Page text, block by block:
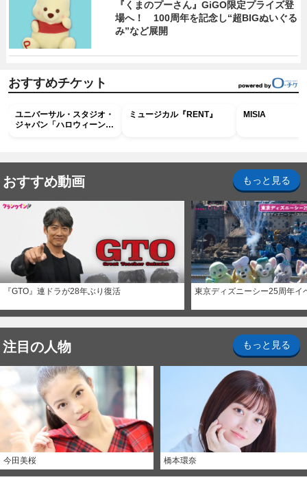
『くまのプーさん』GiGO限定プライズ登
場へ！ 100周年を記念し“超BIGぬいぐる
み”など展開
おすすめチケット
ユニバーサル・スタジオ・
ジャパン「ハロウィーン・
ミュージカル『RENT』 MISIA
おすすめ動画 もっと見る
『GTO』連ドラが28年ぶり復活 東京ディズニーシー25周年イ
注目の人物 もっと見る
今田美桜 橋本環奈